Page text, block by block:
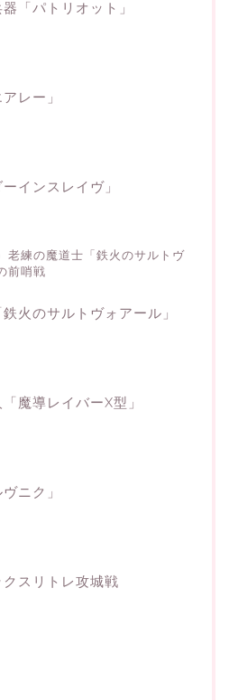
「パトリオット」
レー」
インスレイヴ」
老練の魔道士「鉄火のサルトヴ
前哨戦
火のサルトヴォアール」
魔導レイバーX型」
ニク」
スリトレ攻城戦